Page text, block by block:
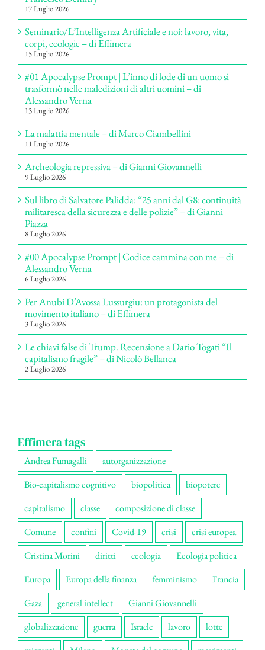
17 Luglio 2026
Seminario/L’Intelligenza Artificiale e noi: lavoro, vita,
corpi, ecologie – di Effimera
15 Luglio 2026
#01 Apocalypse Prompt | L’inno di lode di un uomo si
trasformò nelle maledizioni di altri uomini – di
Alessandro Verna
13 Luglio 2026
La malattia mentale – di Marco Ciambellini
11 Luglio 2026
Archeologia repressiva – di Gianni Giovannelli
9 Luglio 2026
Sul libro di Salvatore Palidda: “25 anni dal G8: continuità
militaresca della sicurezza e delle polizie” – di Gianni
Piazza
8 Luglio 2026
#00 Apocalypse Prompt | Codice cammina con me – di
Alessandro Verna
6 Luglio 2026
Per Anubi D’Avossa Lussurgiu: un protagonista del
movimento italiano – di Effimera
3 Luglio 2026
Le chiavi false di Trump. Recensione a Dario Togati “Il
capitalismo fragile” – di Nicolò Bellanca
2 Luglio 2026
Effimera tags
Andrea Fumagalli
autorganizzazione
Bio-capitalismo cognitivo
biopolitica
biopotere
capitalismo
classe
composizione di classe
Comune
confini Covid-19 crisi
crisi europea
Cristina Morini
diritti ecologia
Ecologia politica
Europa
Europa della finanza femminismo
Francia
Gaza
general intellect
Gianni Giovannelli
globalizzazione
guerra Israele lavoro
lotte